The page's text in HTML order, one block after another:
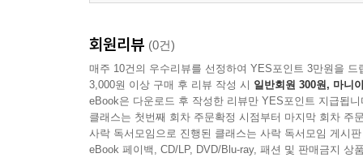
회원리뷰 (0건)
매주 10건의 우수리뷰를 선정하여 YES포인트 3만원을 드
3,000원 이상 구매 후 리뷰 작성 시 일반회원 300원, 마니
eBook은 다운로드 후 작성한 리뷰만 YES포인트 지급됩니
클래스는 첫번째 회차 주문확정 시점부터 마지막 회차 주
사락 독서모임으로 진행된 클래스는 사락 독서모임 게시
eBook 페이백, CD/LP, DVD/Blu-ray, 패션 및 판매금지 상